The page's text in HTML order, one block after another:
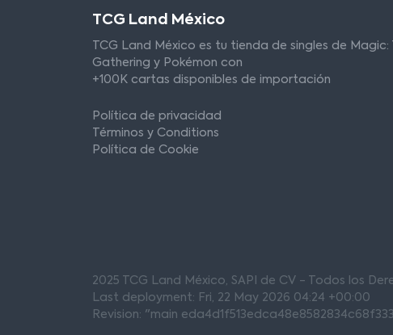
TCG Land México
TCG Land México es tu tienda de singles de Magic:
Gathering y Pokémon con
+100K cartas disponibles de importación
Política de privacidad
Términos y Conditions
Política de Cookie
2025 TCG Land México, SAPI de CV - Todos los
Last deployment: Fri, 22 May 2026 04:24 +00:00
Revision: "main